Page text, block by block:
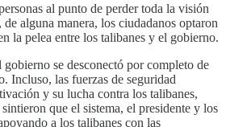
al punto de perder toda la visión
alguna manera, los ciudadanos optaron
la pelea entre los talibanes y el gobierno.
se desconectó por completo de
Incluso, las fuerzas de seguridad
y su lucha contra los talibanes,
que el sistema, el presidente y los
a los talibanes con las